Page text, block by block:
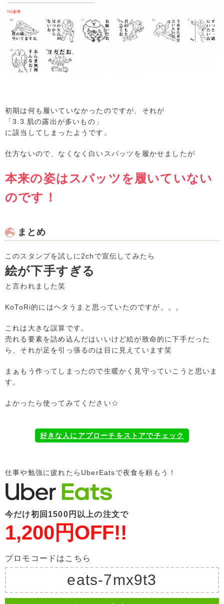
初期は何も履いていなかったのですが、それが
「3.3.肌の露出が多いもの」
に該当してしまったようです。
仕方ないので、なくなく白いスパッツを履かせましたが
本来の姿はスパッツを履いていない
のです！
まとめ
このスタンプを試しに2chで宣伝してみたら
絵が下手すぎる
と言われました笑
KoToRi的にはヘタうまと思っていたのですが。。。
これは大きな誤算です。
売れる要素を詰め込んだはいいけど絵が致命的に下手だった
ら、それが足を引っ張るのは目に見えています笑
まぁもう作ってしまったので生暖かく見守っていこうと思いま
す。
よかったら使ってみてください☆
好きな人にアプローチをストアでチェック
仕事や勉強に疲れたらUberEatsで夜食を頼もう！
今だけ初回1500円以上の注文で
1,200円OFF!!
プロモコードはこちら
eats-7mx9t3